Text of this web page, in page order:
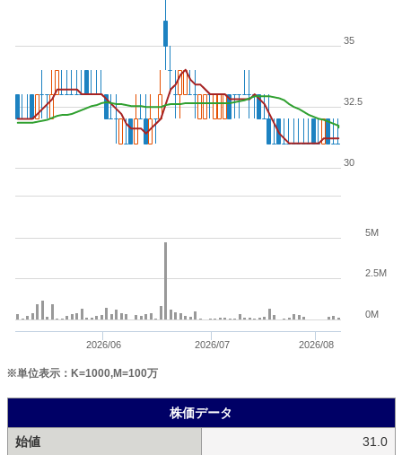
2026/06 2026/07 2026/08
30
32.5
35
0M
2.5M
5M
※単位表示：K=1000,M=100万
株価データ
始値
31.0